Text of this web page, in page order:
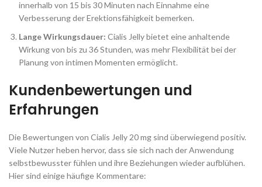
innerhalb von 15 bis 30 Minuten nach Einnahme eine
Verbesserung der Erektionsfähigkeit bemerken.
Lange Wirkungsdauer: Cialis Jelly bietet eine anhaltende
Wirkung von bis zu 36 Stunden, was mehr Flexibilität bei der
Planung von intimen Momenten ermöglicht.
Kundenbewertungen und
Erfahrungen
Die Bewertungen von Cialis Jelly 20 mg sind überwiegend positiv.
Viele Nutzer heben hervor, dass sie sich nach der Anwendung
selbstbewusster fühlen und ihre Beziehungen wieder aufblühen.
Hier sind einige häufige Kommentare: